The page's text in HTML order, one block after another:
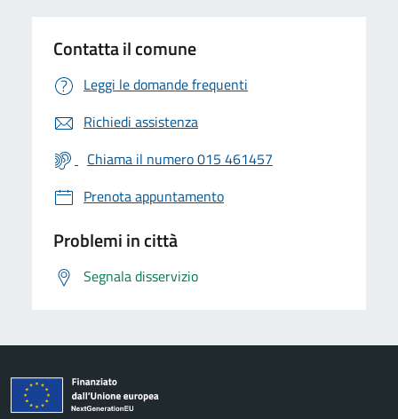
Contatta il comune
Leggi le domande frequenti
Richiedi assistenza
Chiama il numero 015 461457
Prenota appuntamento
Problemi in città
Segnala disservizio